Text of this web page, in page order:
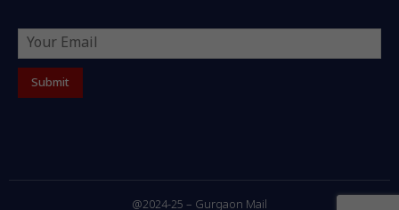
@2024-25 – Gurgaon Mail